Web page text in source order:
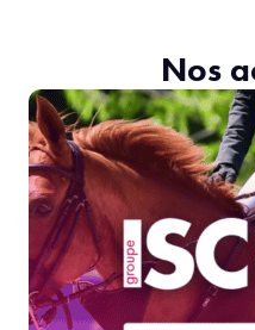
Nos